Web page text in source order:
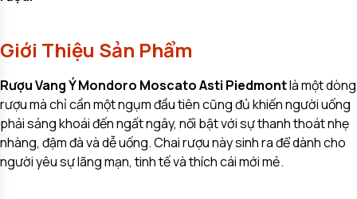
Giới Thiệu Sản Phẩm
Rượu Vang Ý Mondoro Moscato Asti Piedmontlà một dòng
rượu mà chỉ cần một ngụm đầu tiên cũng đủ khiến người uống
phải sảng khoái đến ngất ngây, nổi bật với sự thanh thoát nhẹ
nhàng, đậm đà và dễ uống. Chai rượu này sinh ra để dành cho
người yêu sự lãng mạn, tinh tế và thích cái mới mẻ.